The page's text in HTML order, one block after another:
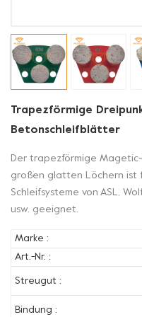
Trapezförmige
Betonschleifblätter
Der trapezförmige Magetic-
großen glatten Löchern ist
Schleifsysteme von ASL,
usw. geeignet.
Marke :
Art.-Nr. :
Streugut :
Bindung :